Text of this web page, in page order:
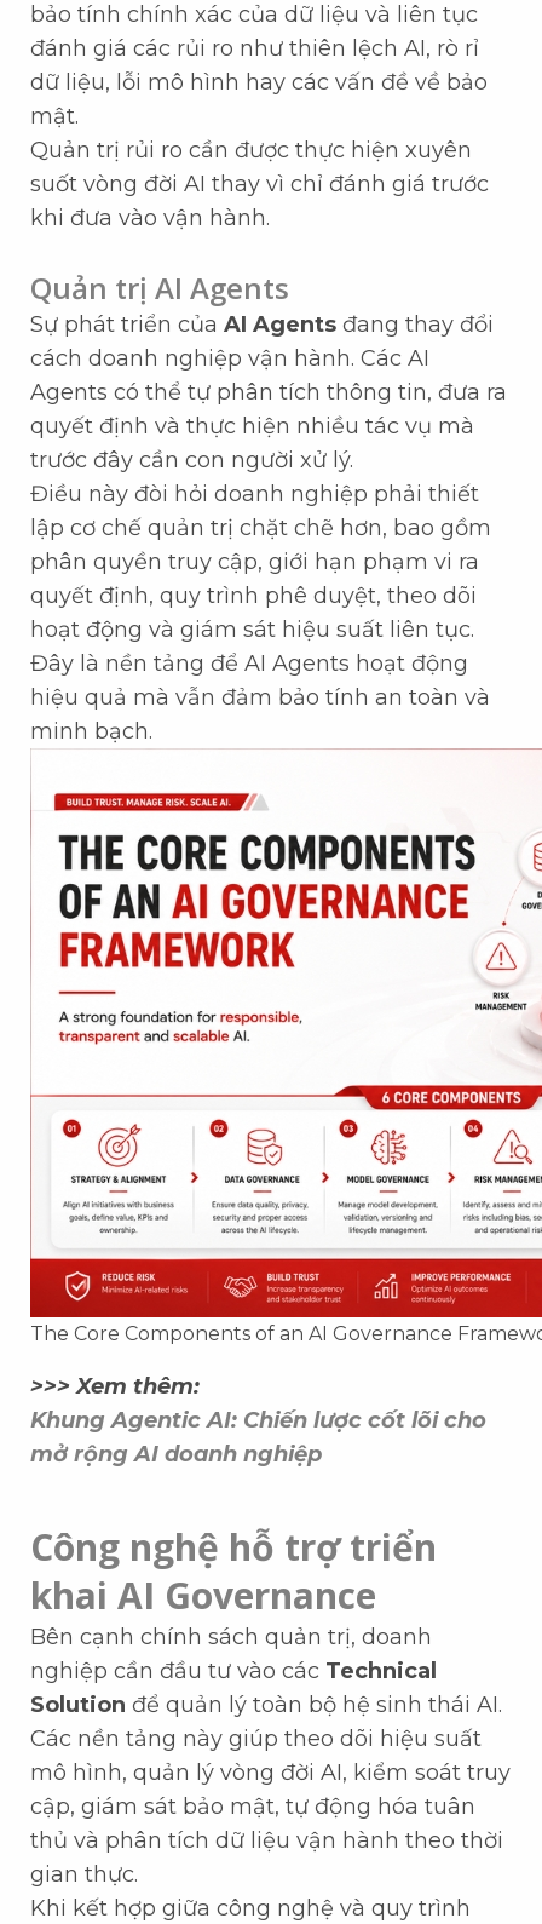
bảo tính chính xác của dữ liệu và liên tục
đánh giá các rủi ro như thiên lệch AI, rò rỉ
dữ liệu, lỗi mô hình hay các vấn đề về bảo
mật.
Quản trị rủi ro cần được thực hiện xuyên
suốt vòng đời AI thay vì chỉ đánh giá trước
khi đưa vào vận hành.
Quản trị AI Agents
Sự phát triển của AI Agents đang thay đổi
cách doanh nghiệp vận hành. Các AI
Agents có thể tự phân tích thông tin, đưa ra
quyết định và thực hiện nhiều tác vụ mà
trước đây cần con người xử lý.
Điều này đòi hỏi doanh nghiệp phải thiết
lập cơ chế quản trị chặt chẽ hơn, bao gồm
phân quyền truy cập, giới hạn phạm vi ra
quyết định, quy trình phê duyệt, theo dõi
hoạt động và giám sát hiệu suất liên tục.
Đây là nền tảng để AI Agents hoạt động
hiệu quả mà vẫn đảm bảo tính an toàn và
minh bạch.
The Core Components of an AI Governance
>>> Xem thêm:
Khung Agentic AI: Chiến lược cốt lõi cho
mở rộng AI doanh nghiệp
Công nghệ hỗ trợ triển
khai AI Governance
Bên cạnh chính sách quản trị, doanh
nghiệp cần đầu tư vào các Technical
Solution để quản lý toàn bộ hệ sinh thái AI.
Các nền tảng này giúp theo dõi hiệu suất
mô hình, quản lý vòng đời AI, kiểm soát truy
cập, giám sát bảo mật, tự động hóa tuân
thủ và phân tích dữ liệu vận hành theo thời
gian thực.
Khi kết hợp giữa công nghệ và quy trình